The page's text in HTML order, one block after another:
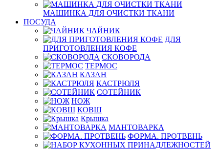
МАШИНКА ДЛЯ ОЧИСТКИ ТКАНИ
ПОСУДА
ЧАЙНИК
ДЛЯ
ПРИГОТОВЛЕНИЯ КОФЕ
СКОВОРОДА
ТЕРМОС
КАЗАН
КАСТРЮЛЯ
СОТЕЙНИК
НОЖ
КОВШ
Крышка
МАНТОВАРКА
ФОРМА. ПРОТВЕНЬ